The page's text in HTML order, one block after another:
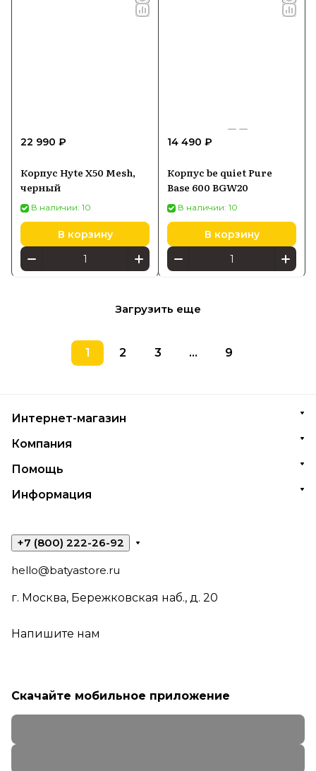
22 990 ₽
Корпус Hyte X50 Mesh,
черный
В наличии: 10
В корзину
14 490 ₽
Корпус be quiet Pure
Base 600 BGW20
В наличии: 10
В корзину
Загрузить еще
1 2 3 ... 9
Интернет-магазин
Компания
Помощь
Информация
+7 (800) 222-26-92
hello@batyastore.ru
г. Москва, Бережковская наб., д. 20
Напишите нам
Скачайте мобильное приложение